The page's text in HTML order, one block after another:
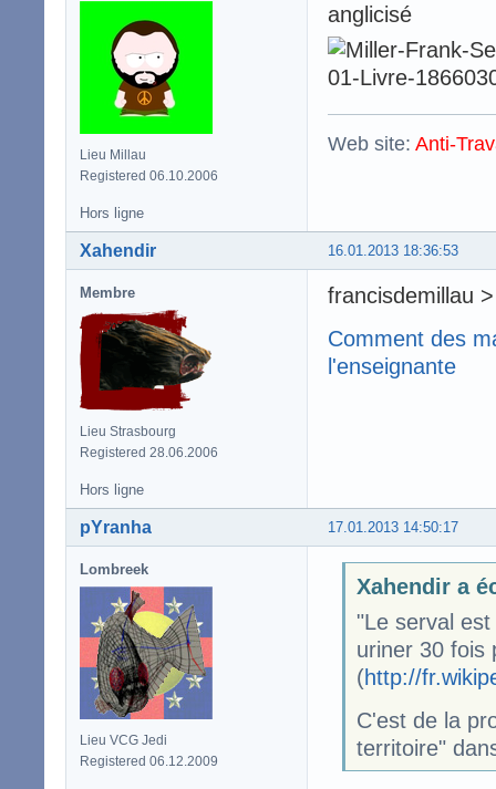
Lieu Millau
Registered 06.10.2006
anglicisé
Web site: Anti-
Hors ligne
16.01.2013 18:36:53
Xahendir
Membre
Lieu Strasbourg
Registered 28.06.2006
francisdemillau
Comment des
l'enseignante
Hors ligne
17.01.2013 14:50:17
pYranha
Lombreek
Lieu VCG Jedi
Registered 06.12.2009
Xahendir a
"Le serval
uriner 30 fois
(http://
C'est de la
territoire"